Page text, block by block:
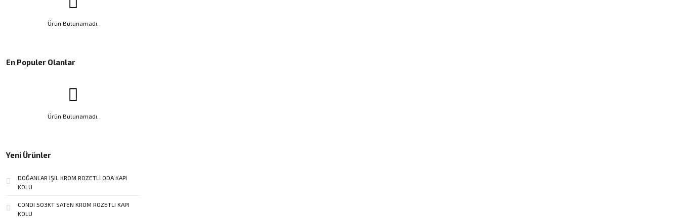
Ürün Bulunamadı.
En Populer Olanlar
Ürün Bulunamadı.
Yeni Ürünler
DOĞANLAR IŞIL KROM ROZETLİ ODA KAPI
KOLU
CONDI 503KT SATEN KROM ROZETLI KAPI
KOLU